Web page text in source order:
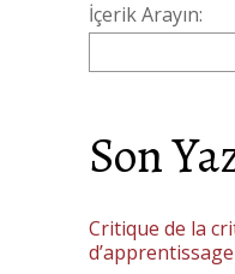
İçerik Arayın:
Son
Critique de la